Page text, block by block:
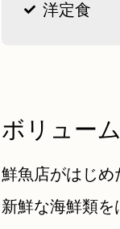
洋定食
ボリュー
鮮魚店がはじめ
新鮮な海鮮類